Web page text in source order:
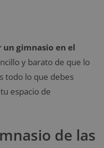
gimnasio en el
y barato de que lo
todo lo que debes
espacio de
de las